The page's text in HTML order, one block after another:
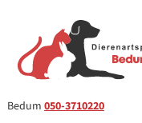
Bedum 050-3710220